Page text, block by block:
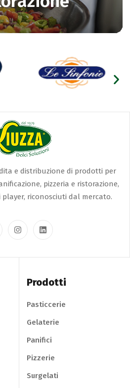
e distribuzione di prodotti per
pizzeria e ristorazione,
riconosciuti dal mercato.
Prodotti
Pasticcerie
Gelaterie
Panifici
Pizzerie
Surgelati